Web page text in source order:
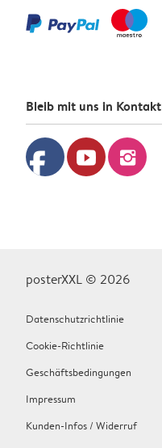
Bleib mit uns in Kontakt
facebook youtube instagram
posterXXL © 2026
Datenschutzrichtlinie
Cookie-Richtlinie
Geschäftsbedingungen
Impressum
Kunden-Infos / Widerruf